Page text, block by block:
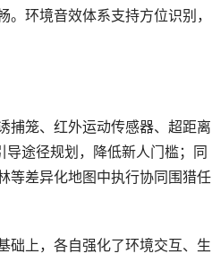
环境音效体系支持方位识别，
捕笼、红外运动传感器、超距离
途径规划，降低新人门槛；同
等差异化地图中执行协同围猎任
础上，各自强化了环境交互、生